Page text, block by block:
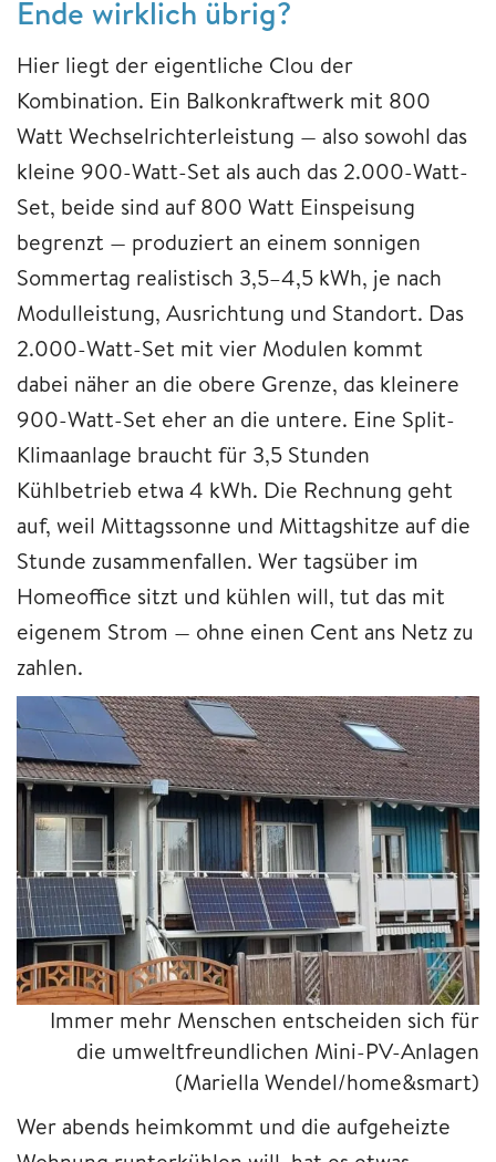
Ende wirklich übrig?
Hier liegt der eigentliche Clou der
Kombination. Ein Balkonkraftwerk mit 800
Watt Wechselrichterleistung — also sowohl das
kleine 900-Watt-Set als auch das 2.000-Watt-
Set, beide sind auf 800 Watt Einspeisung
begrenzt — produziert an einem sonnigen
Sommertag realistisch 3,5–4,5 kWh, je nach
Modulleistung, Ausrichtung und Standort. Das
2.000-Watt-Set mit vier Modulen kommt
dabei näher an die obere Grenze, das kleinere
900-Watt-Set eher an die untere. Eine Split-
Klimaanlage braucht für 3,5 Stunden
Kühlbetrieb etwa 4 kWh. Die Rechnung geht
auf, weil Mittagssonne und Mittagshitze auf die
Stunde zusammenfallen. Wer tagsüber im
Homeoffice sitzt und kühlen will, tut das mit
eigenem Strom — ohne einen Cent ans Netz zu
zahlen.
Immer mehr Menschen entscheiden sich für
die umweltfreundlichen Mini-PV-Anlagen
(Mariella Wendel/home&smart)
Wer abends heimkommt und die aufgeheizte